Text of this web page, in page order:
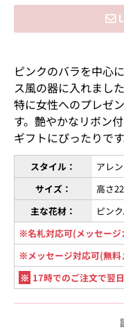
住所を知
ピンクのバラを中心
ス風の器に入れまし
特に女性へのプレゼ
す。艶やかなリボン
ギフトにぴったりです
スタイル：
アレ
サイズ：
高さ
主な花材：
ピン
※名札対応可(メッセージ
※メッセージ対応可(無
※ 17時でのご注文で翌